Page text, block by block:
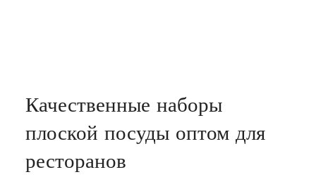
Качественные наборы
плоской посуды оптом для
ресторанов